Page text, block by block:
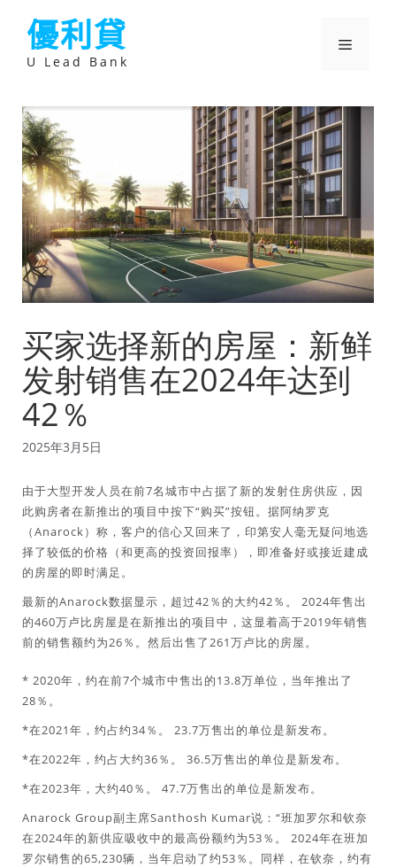
優利貸
U Lead Bank
選
买家选择新的房屋：新鲜
发射销售在2024年达到
42％
2025年3月5日
由于大型开发人员在前7名城市中占据了新的发射住房供应，因
此购房者在新推出的项目中按下“购买”按钮。据阿纳罗克
（Anarock）称，客户的信心又回来了，印第安人毫无疑问地选
择了较低的价格（和更高的投资回报率），即准备好或接近建成
的房屋的即时满足。
最新的Anarock数据显示，超过42％的大约42％。 2024年售出
的460万卢比房屋是在新推出的项目中，这显着高于2019年销售
前的销售额约为26％。然后出售了261万卢比的房屋。
* 2020年，约在前7个城市中售出的13.8万单位，当年推出了
28％。
*在2021年，约占约34％。 23.7万售出的单位是新发布。
*在2022年，约占大约36％。 36.5万售出的单位是新发布。
*在2023年，大约40％。 47.7万售出的单位是新发布。
Anarock Group副主席Santhosh Kumar说：“班加罗尔和钦奈
在2024年的新供应吸收中的最高份额约为53％。 2024年在班加
罗尔销售的65,230辆，当年启动了约53％。同样，在钦奈，约有